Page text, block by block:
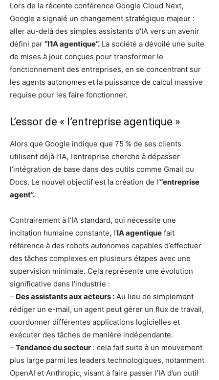
Lors de la récente conférence Google Cloud Next,
Google a signalé un changement stratégique majeur :
aller au-delà des simples assistants d’IA vers un avenir
défini par “l’IA agentique”. La société a dévoilé une suite
de mises à jour conçues pour transformer le
fonctionnement des entreprises, en se concentrant sur
les agents autonomes et la puissance de calcul massive
requise pour les faire fonctionner.
L’essor de « l’entreprise agentique »
Alors que Google indique que 75 % de ses clients
utilisent déjà l’IA, l’entreprise cherche à dépasser
l’intégration de base dans des outils comme Gmail ou
Docs. Le nouvel objectif est la création de l’“entreprise
agent”.
Contrairement à l’IA standard, qui nécessite une
incitation humaine constante, l’IA agentique fait
référence à des robots autonomes capables d’effectuer
des tâches complexes en plusieurs étapes avec une
supervision minimale. Cela représente une évolution
significative dans l’industrie :
– Des assistants aux acteurs : Au lieu de simplement
rédiger un e-mail, un agent peut gérer un flux de travail,
coordonner différentes applications logicielles et
exécuter des tâches de manière indépendante.
– Tendance du secteur : cela fait suite à un mouvement
plus large parmi les leaders technologiques, notamment
OpenAI et Anthropic, visant à faire passer l’IA d’un outil